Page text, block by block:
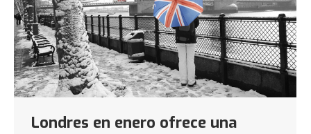
Londres en enero ofrece una